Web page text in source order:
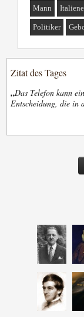
Mann
Politiker
Zitat des Tages
„Das Telefon kann
Entscheidung, die in